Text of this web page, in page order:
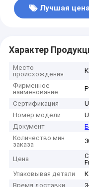
Лучшая
Характер
Место
происхождения
Фирменное
наименование
Сертификация
Номер модели
Документ
Количество мин
заказа
Цена
Упаковывая детали
Время доставки